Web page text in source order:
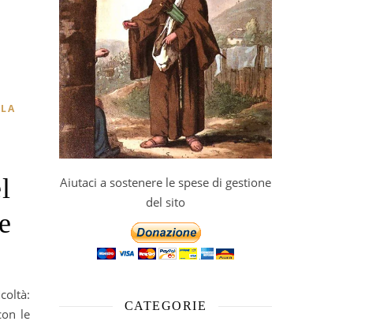
LA
le
Aiutaci a sostenere le spese di gestione
del sito
CATEGORIE